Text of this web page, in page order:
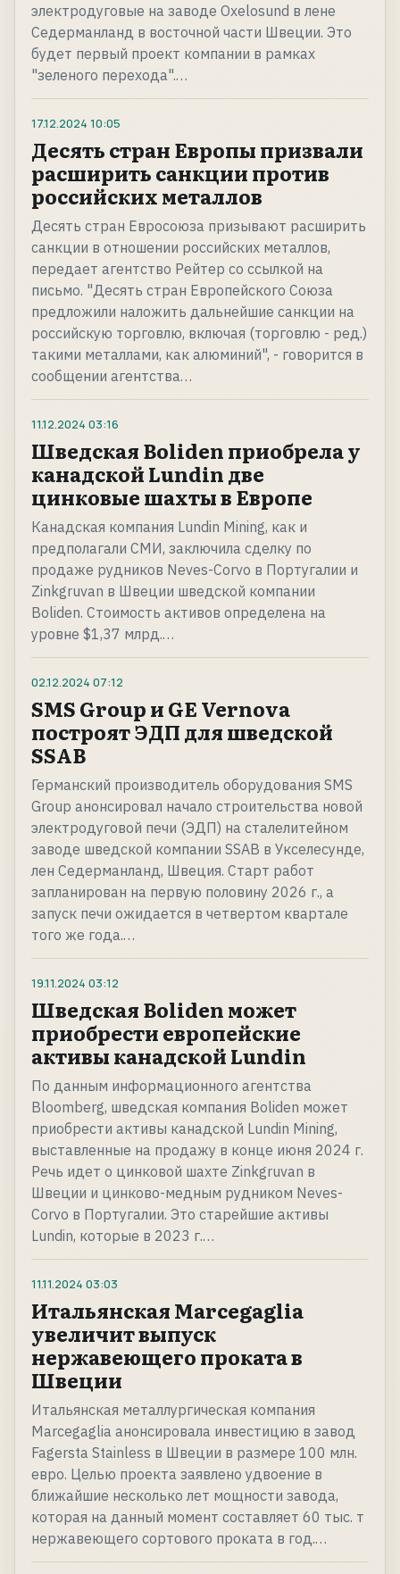
электродуговые на заводе Oxelosund в лене
Седерманланд в восточной части Швеции. Это
будет первый проект компании в рамках
"зеленого перехода".…
17.12.2024 10:05
Десять стран Европы призвали
расширить санкции против
российских металлов
Десять стран Евросоюза призывают расширить
санкции в отношении российских металлов,
передает агентство Рейтер со ссылкой на
письмо. "Десять стран Европейского Союза
предложили наложить дальнейшие санкции на
российскую торговлю, включая (торговлю - ред.)
такими металлами, как алюминий", - говорится в
сообщении агентства…
11.12.2024 03:16
Шведская Boliden приобрела у
канадской Lundin две
цинковые шахты в Европе
Канадская компания Lundin Mining, как и
предполагали СМИ, заключила сделку по
продаже рудников Neves-Corvo в Португалии и
Zinkgruvan в Швеции шведской компании
Boliden. Стоимость активов определена на
уровне $1,37 млрд.…
02.12.2024 07:12
SMS Group и GE Vernova
построят ЭДП для шведской
SSAB
Германский производитель оборудования SMS
Group анонсировал начало строительства новой
электродуговой печи (ЭДП) на сталелитейном
заводе шведской компании SSAB в Укселесунде,
лен Седерманланд, Швеция. Старт работ
запланирован на первую половину 2026 г., а
запуск печи ожидается в четвертом квартале
того же года.…
19.11.2024 03:12
Шведская Boliden может
приобрести европейские
активы канадской Lundin
По данным информационного агентства
Bloomberg, шведская компания Boliden может
приобрести активы канадской Lundin Mining,
выставленные на продажу в конце июня 2024 г.
Речь идет о цинковой шахте Zinkgruvan в
Швеции и цинково-медным рудником Neves-
Corvo в Португалии. Это старейшие активы
Lundin, которые в 2023 г.…
11.11.2024 03:03
Итальянская Marcegaglia
увеличит выпуск
нержавеющего проката в
Швеции
Итальянская металлургическая компания
Marcegaglia анонсировала инвестицию в завод
Fagersta Stainless в Швеции в размере 100 млн.
евро. Целью проекта заявлено удвоение в
ближайшие несколько лет мощности завода,
которая на данный момент составляет 60 тыс. т
нержавеющего сортового проката в год.…